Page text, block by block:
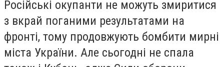
Російські окупанти не можуть змиритися
з вкрай поганими результатами на
фронті, тому продовжують бомбити мирні
міста України. Але сьогодні не спала